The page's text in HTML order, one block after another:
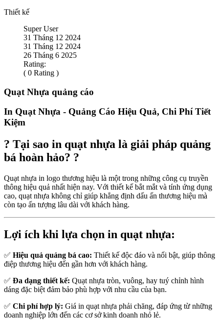
Thiết kế
Super User
31 Tháng 12 2024
31 Tháng 12 2024
26 Tháng 6 2025
Rating:
( 0 Rating )
Quạt Nhựa quảng cáo
In Quạt Nhựa - Quảng Cáo Hiệu Quả, Chi Phí Tiết
Kiệm
? Tại sao in quạt nhựa là giải pháp quảng
bá hoàn hảo? ?
Quạt nhựa in logo thương hiệu là một trong những công cụ truyền
thông hiệu quả nhất hiện nay. Với thiết kế bắt mắt và tính ứng dụng
cao, quạt nhựa không chỉ giúp khẳng định dấu ấn thương hiệu mà
còn tạo ấn tượng lâu dài với khách hàng.
Lợi ích khi lựa chọn in quạt nhựa:
✅ Hiệu quả quảng bá cao: Thiết kế độc đáo và nổi bật, giúp thông
điệp thương hiệu đến gần hơn với khách hàng.
✅ Đa dạng thiết kế: Quạt nhựa tròn, vuông, hay tuý chỉnh hình
dáng đặc biệt đảm bảo phù hợp với nhu cầu của bạn.
✅ Chi phí hợp lý: Giá in quạt nhựa phải chăng, đáp ứng từ những
doanh nghiệp lớn đến các cơ sở kinh doanh nhỏ lẻ.